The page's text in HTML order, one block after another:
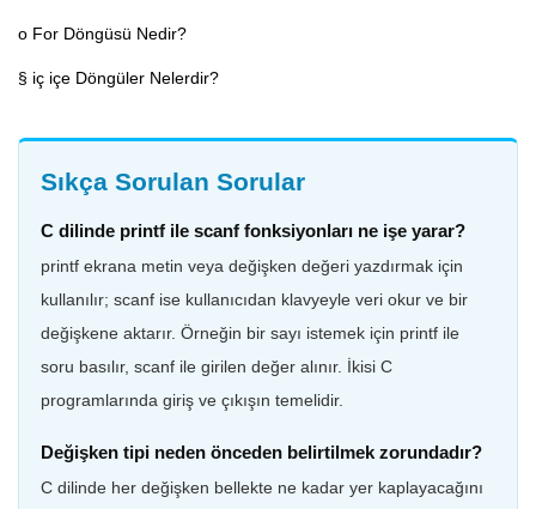
o For Döngüsü Nedir?
§ iç içe Döngüler Nelerdir?
Sıkça Sorulan Sorular
C dilinde printf ile scanf fonksiyonları ne işe yarar?
printf ekrana metin veya değişken değeri yazdırmak için
kullanılır; scanf ise kullanıcıdan klavyeyle veri okur ve bir
değişkene aktarır. Örneğin bir sayı istemek için printf ile
soru basılır, scanf ile girilen değer alınır. İkisi C
programlarında giriş ve çıkışın temelidir.
Değişken tipi neden önceden belirtilmek zorundadır?
C dilinde her değişken bellekte ne kadar yer kaplayacağını